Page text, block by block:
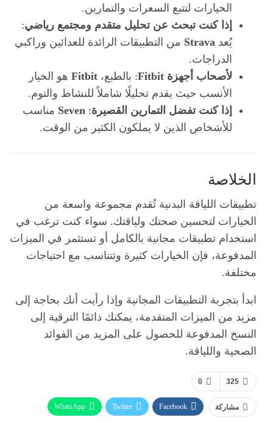
الخيارات لتتبع السعرات والتمارين.
إذا كنت تبحث عن تحليل متقدم ومجتمع رياضي:
يُعد Strava من التطبيقات الرائدة للعدائين وراكبي
الدراجات.
لأصحاب أجهزة Fitbit
: بالطبع، Fitbit هو الخيار
الأنسب حيث يقدم تحليلًا شاملاً للنشاط والنوم.
إذا كنت تفضل التمارين القصيرة:
Seven مناسب
للأشخاص الذين لا يملكون الكثير من الوقت.
الخلاصة
تطبيقات اللياقة البدنية تُقدم مجموعة واسعة من
الخيارات لتحسين صحتك ولياقتك. سواء كنت ترغب في
استخدام تطبيقات مجانية بالكامل أو تستثمر في الميزات
المدفوعة، فإن الخيارات كثيرة وتتناسب مع احتياجات
مختلفة.
ابدأ بتجربة التطبيقات المجانية وإذا رأيت أنك بحاجة إلى
مزيد من الميزات المتقدمة، يمكنك دائمًا الترقية إلى
النسخ المدفوعة للحصول على المزيد من الفوائد
الصحية واللياقة.
0 325
مشاركة Facebook
Twitter
WhatsApp